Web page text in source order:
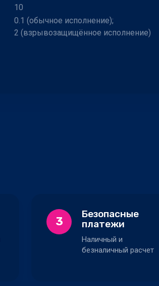
10
0.1 (обычное исполнение);
2 (взрывозащищённое исполнение)
3
Безопасные
платежи
Наличный и
безналичный расчет